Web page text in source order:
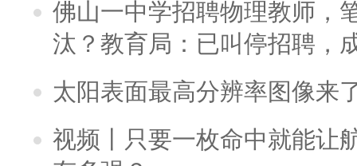
佛山一中学招聘物理教师，
汰？教育局：已叫停招聘，
太阳表面最高分辨率图像来
视频丨只要一枚命中就能让